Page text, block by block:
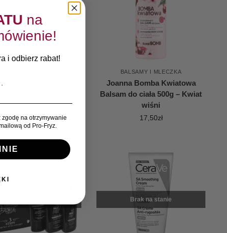
Bomba Kwiatowa
pomarańczy
17,50zł
BALSAMY I MLECZKA
Joanna Bomba Kwiatowa
Balsam do ciała 500g – Kwiat
wiśni
17,50zł
Brak na stanie
na
i odbierz rabat!
na otrzymywanie
od Pro-Fryz.